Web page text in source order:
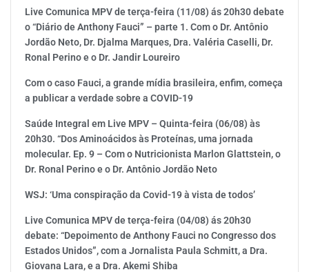
Live Comunica MPV de terça-feira (11/08) ás 20h30 debate
o “Diário de Anthony Fauci” – parte 1. Com o Dr. Antônio
Jordão Neto, Dr. Djalma Marques, Dra. Valéria Caselli, Dr.
Ronal Perino e o Dr. Jandir Loureiro
Com o caso Fauci, a grande mídia brasileira, enfim, começa
a publicar a verdade sobre a COVID-19
Saúde Integral em Live MPV – Quinta-feira (06/08) às
20h30. “Dos Aminoácidos às Proteínas, uma jornada
molecular. Ep. 9 – Com o Nutricionista Marlon Glattstein, o
Dr. Ronal Perino e o Dr. Antônio Jordão Neto
WSJ: ‘Uma conspiração da Covid-19 à vista de todos’
Live Comunica MPV de terça-feira (04/08) ás 20h30
debate: “Depoimento de Anthony Fauci no Congresso dos
Estados Unidos”, com a Jornalista Paula Schmitt, a Dra.
Giovana Lara, e a Dra. Akemi Shiba